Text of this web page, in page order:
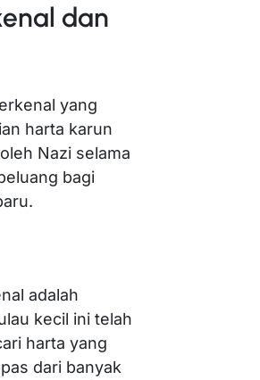
dan
yang
harta karun
Nazi selama
bagi
adalah
kecil ini telah
harta yang
dari banyak